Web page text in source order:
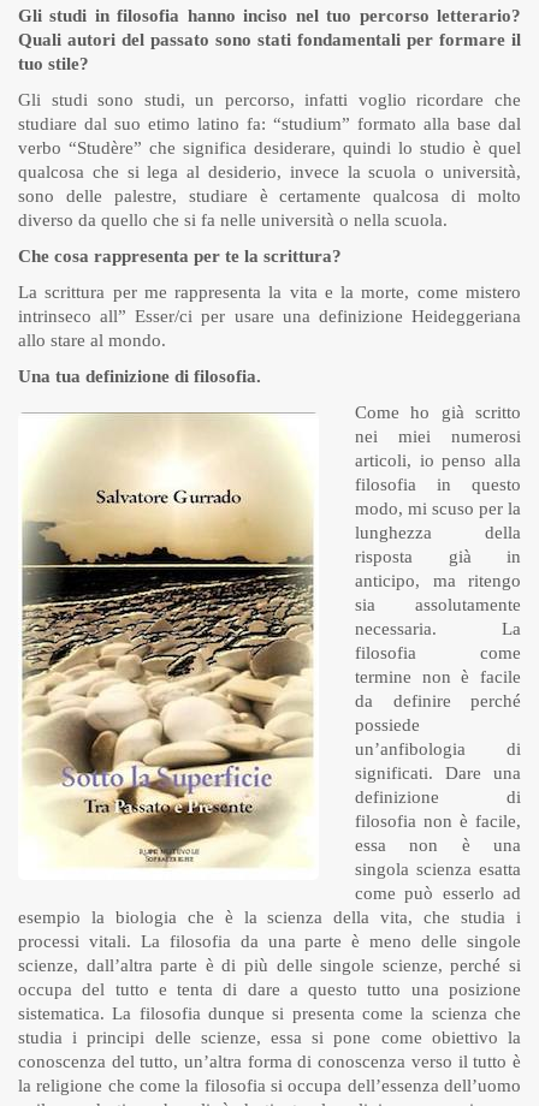
Gli studi in filosofia hanno inciso nel tuo percorso letterario?
Quali autori del passato sono stati fondamentali per formare il
tuo stile?
Gli studi sono studi, un percorso, infatti voglio ricordare che
studiare dal suo etimo latino fa: “studium” formato alla base dal
verbo “Studère” che significa desiderare, quindi lo studio è quel
qualcosa che si lega al desiderio, invece la scuola o università,
sono delle palestre, studiare è certamente qualcosa di molto
diverso da quello che si fa nelle università o nella scuola.
Che cosa rappresenta per te la scrittura?
La scrittura per me rappresenta la vita e la morte, come mistero
intrinseco all” Esser/ci per usare una definizione Heideggeriana
allo stare al mondo.
Una tua definizione di filosofia.
Come ho già scritto
nei miei numerosi
articoli, io penso alla
filosofia in questo
modo, mi scuso per la
lunghezza della
risposta già in
anticipo, ma ritengo
sia assolutamente
necessaria. La
filosofia come
termine non è facile
da definire perché
possiede
un’anfibologia di
significati. Dare una
definizione di
filosofia non è facile,
essa non è una
singola scienza esatta
come può esserlo ad
esempio la biologia che è la scienza della vita, che studia i
processi vitali. La filosofia da una parte è meno delle singole
scienze, dall’altra parte è di più delle singole scienze, perché si
occupa del tutto e tenta di dare a questo tutto una posizione
sistematica. La filosofia dunque si presenta come la scienza che
studia i principi delle scienze, essa si pone come obiettivo la
conoscenza del tutto, un’altra forma di conoscenza verso il tutto è
la religione che come la filosofia si occupa dell’essenza dell’uomo